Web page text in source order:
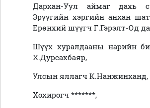
Дархан-Уул аймаг дахь
Эрүүгийн хэргийн анхан
Ерөнхий шүүгч Г.Гэрэлт-Од
Шүүх хуралдааны нарийн
Х.Дурсахбаяр,
Улсын яллагч К.Нанжинханд,
Хохирогч *******,